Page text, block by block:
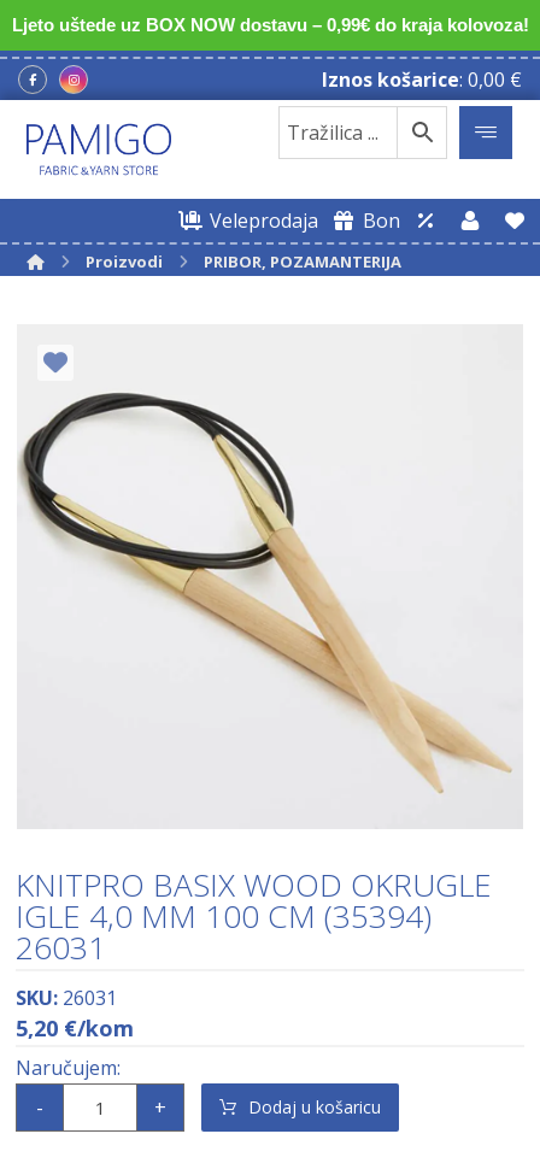
Ljeto uštede uz BOX NOW dostavu – 0,99€ do kraja kolovoza!
Iznos košarice: 0,00 €
Veleprodaja Bon
Proizvodi PRIBOR, POZAMANTERIJA
KNITPRO BASIX WOOD OKRUGLE
IGLE 4,0 MM 100 CM (35394)
26031
SKU: 26031
5,20 €/kom
- + Dodaj u košaricu